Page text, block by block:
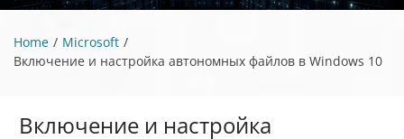
Home
Microsoft
Включение и настройка автономных файлов в Windows 10
Включение и настройка